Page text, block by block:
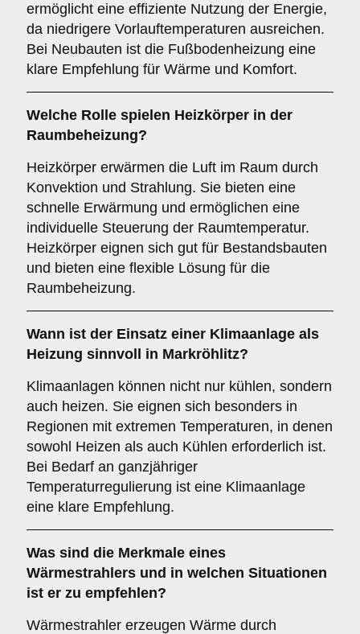
ermöglicht eine effiziente Nutzung der Energie,
da niedrigere Vorlauftemperaturen ausreichen.
Bei Neubauten ist die Fußbodenheizung eine
klare Empfehlung für Wärme und Komfort.
Welche Rolle spielen Heizkörper in der
Raumbeheizung?
Heizkörper erwärmen die Luft im Raum durch
Konvektion und Strahlung. Sie bieten eine
schnelle Erwärmung und ermöglichen eine
individuelle Steuerung der Raumtemperatur.
Heizkörper eignen sich gut für Bestandsbauten
und bieten eine flexible Lösung für die
Raumbeheizung.
Wann ist der Einsatz einer Klimaanlage als
Heizung sinnvoll in Markröhlitz?
Klimaanlagen können nicht nur kühlen, sondern
auch heizen. Sie eignen sich besonders in
Regionen mit extremen Temperaturen, in denen
sowohl Heizen als auch Kühlen erforderlich ist.
Bei Bedarf an ganzjähriger
Temperaturregulierung ist eine Klimaanlage
eine klare Empfehlung.
Was sind die Merkmale eines
Wärmestrahlers und in welchen Situationen
ist er zu empfehlen?
Wärmestrahler erzeugen Wärme durch